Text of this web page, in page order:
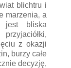
blichtru i
marzenia, a
bliska
z okazji
burzy całe
decyzję,